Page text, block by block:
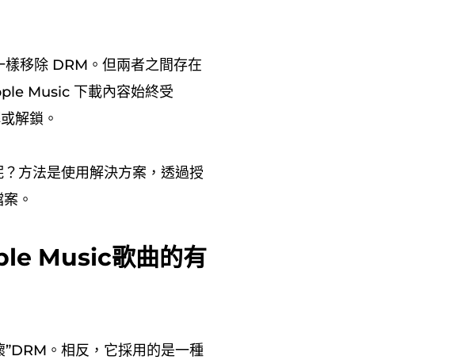
移除 DRM。但兩者之間存在
Music 下載內容始終受
解鎖。
方法是使用解決方案，透過授
。
Music歌曲的有
”DRM。相反，它採用的是一種